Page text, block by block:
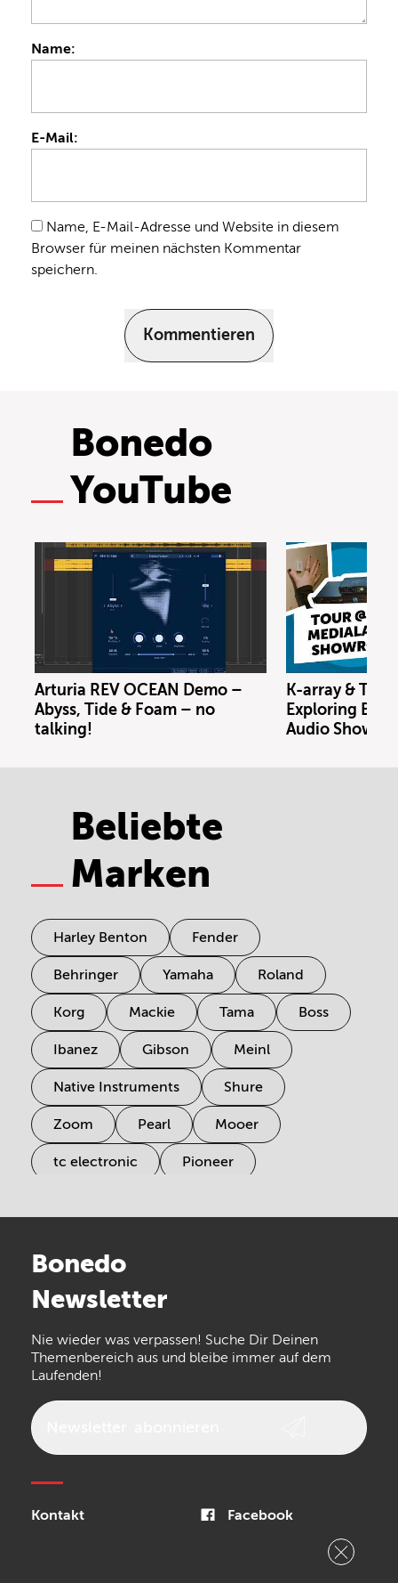
Name:
E-Mail:
Name, E-Mail-Adresse und Website in diesem
Browser für meinen nächsten Kommentar
speichern.
Kommentieren
Bonedo
YouTube
Arturia REV OCEAN Demo –
Abyss, Tide & Foam – no
talking!
K-array &
Exploring
Audio
Beliebte
Marken
Harley Benton Fender
Behringer Yamaha Roland
Korg Mackie Tama Boss
Ibanez Gibson Meinl
Native Instruments Shure
Zoom Pearl Mooer
tc electronic Pioneer
Arturia
the t.bone
Walrus Audio Epiphone
Bonedo
Newsletter
Nie wieder was verpassen! Suche Dir Deinen
Themenbereich aus und bleibe immer auf dem
Laufenden!
Kontakt Facebook